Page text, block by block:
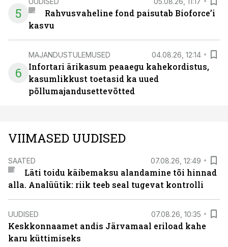
5
Rahvusvaheline fond paisutab Bioforce’i
kasvu
6
MAJANDUSTULEMUSED 04.08.26, 12:14
Infortari ärikasum peaaegu kahekordistus,
kasumlikkust toetasid ka uued
põllumajandusettevõtted
VIIMASED UUDISED
SAATED 07.08.26, 12:49
Läti toidu käibemaksu alandamine tõi hinnad
alla. Analüütik: riik teeb seal tugevat kontrolli
UUDISED 07.08.26, 10:35
Keskkonnaamet andis Järvamaal eriload kahe
karu küttimiseks